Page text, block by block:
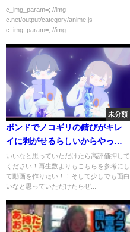
たらどうする？
c_img_param=; //img-
c.net/output/category/anime.js
c_img_param=; //img...
未分類
ボンドでノコギリの錆びがキレ
イに剥がせるらしいからやって
みた！！
いいなと思っていただけたら高評価押して
ください！再生数よりもこちらを参考にし
て動画を作りたい！！そして少しでも面白
いなと思っていただけたらぜ...